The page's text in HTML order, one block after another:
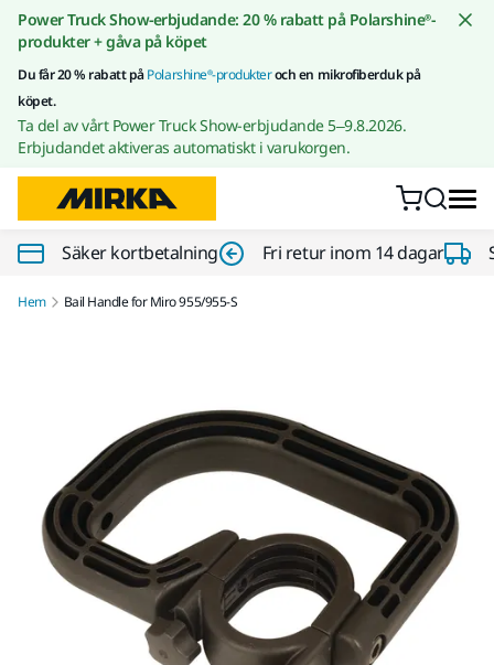
Gå till innehållet
Power Truck Show-erbjudande: 20 % rabatt på Polarshine®-
produkter + gåva på köpet
Du får 20 % rabatt påPolarshine®-produkteroch en mikrofiberduk på
köpet.
Ta del av vårt Power Truck Show-erbjudande 5–9.8.2026.
Erbjudandet aktiveras automatiskt i varukorgen.
Säker kortbetalning Fri retur inom 14 dagar
Hem Bail Handle for Miro 955/955-S